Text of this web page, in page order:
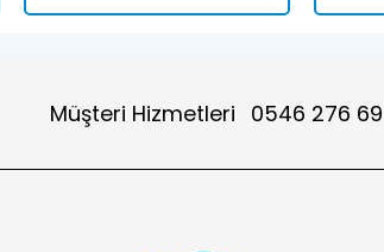
Müşteri Hizmetleri 0546 276